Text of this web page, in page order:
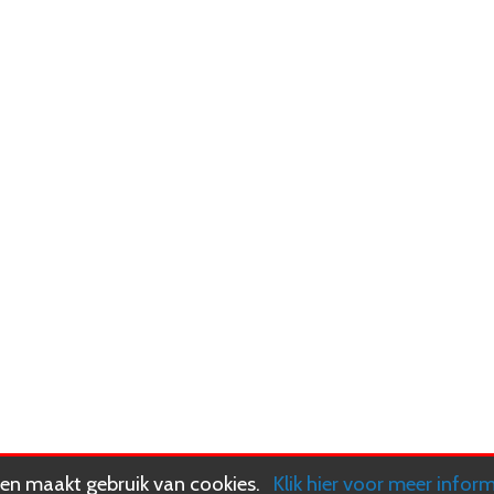
maakt gebruik van cookies. Klik hier voor meer